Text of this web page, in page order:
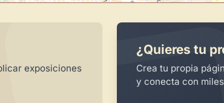
exposiciones
¿Quieres tu
Crea tu propia
y conecta con